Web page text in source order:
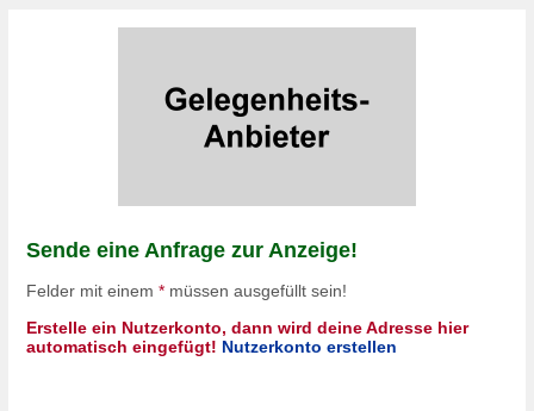
Sende eine Anfrage zur Anzeige!
Felder mit einem * müssen ausgefüllt sein!
Erstelle ein Nutzerkonto, dann wird deine Adresse hier
automatisch eingefügt! Nutzerkonto erstellen